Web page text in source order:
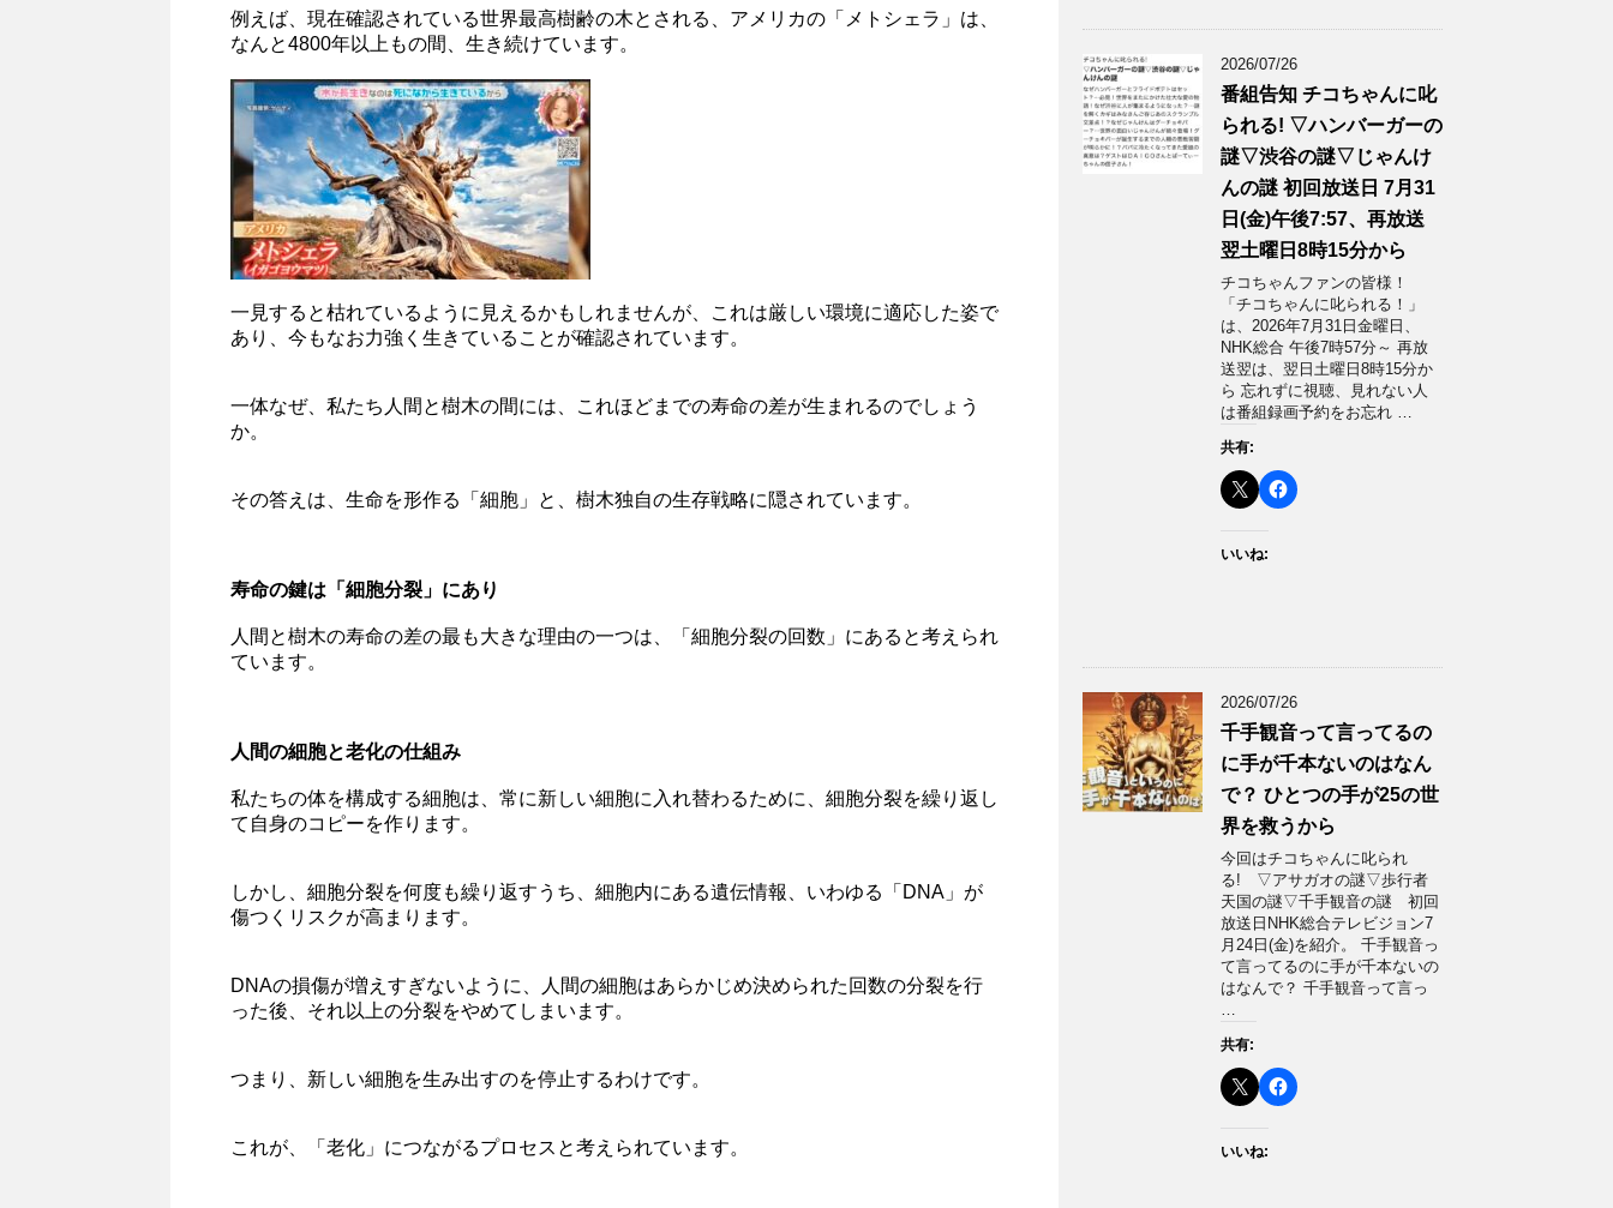
例えば、現在確認されている世界最高樹齢の木とされる、アメリカの「メトシェラ」は、
なんと4800年以上もの間、生き続けています。
一見すると枯れているように見えるかもしれませんが、これは厳しい環境に適応した姿で
あり、今もなお力強く生きていることが確認されています。
一体なぜ、私たち人間と樹木の間には、これほどまでの寿命の差が生まれるのでしょう
か。
その答えは、生命を形作る「細胞」と、樹木独自の生存戦略に隠されています。
寿命の鍵は「細胞分裂」にあり
人間と樹木の寿命の差の最も大きな理由の一つは、「細胞分裂の回数」にあると考えられ
ています。
人間の細胞と老化の仕組み
私たちの体を構成する細胞は、常に新しい細胞に入れ替わるために、細胞分裂を繰り返し
て自身のコピーを作ります。
しかし、細胞分裂を何度も繰り返すうち、細胞内にある遺伝情報、いわゆる「DNA」が
傷つくリスクが高まります。
DNAの損傷が増えすぎないように、人間の細胞はあらかじめ決められた回数の分裂を行
った後、それ以上の分裂をやめてしまいます。
つまり、新しい細胞を生み出すのを停止するわけです。
これが、「老化」につながるプロセスと考えられています。
2026/07/26
番組告知 チコちゃんに叱
られる! ▽ハンバーガーの
謎▽渋谷の謎▽じゃんけ
んの謎 初回放送日 7月31
日(金)午後7:57、再放送
翌土曜日8時15分から
チコちゃんファンの皆様！
「チコちゃんに叱られる！」​
は、2026年7月31日金曜日、
NHK総合 午後7時57分～ 再放
送翌は、翌日土曜日8時15分か
ら 忘れずに視聴、見れない人
は番組録画予約をお忘れ …
共有:
いいね:
2026/07/26
千手観音って言ってるの
に手が千本ないのはなん
で？ ひとつの手が25の世
界を救うから
今回はチコちゃんに叱られ
る! ▽アサガオの謎▽歩行者
天国の謎▽千手観音の謎 初回
放送日NHK総合テレビジョン7
月24日(金)を紹介。 千手観音っ
て言ってるのに手が千本ないの
はなんで？ 千手観音って言っ
…
共有:
いいね: